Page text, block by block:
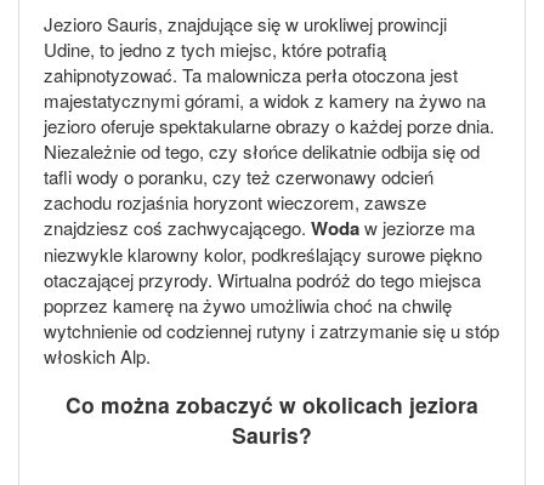
Jezioro Sauris, znajdujące się w urokliwej prowincji
Udine, to jedno z tych miejsc, które potrafią
zahipnotyzować. Ta malownicza perła otoczona jest
majestatycznymi górami, a widok z kamery na żywo na
jezioro oferuje spektakularne obrazy o każdej porze dnia.
Niezależnie od tego, czy słońce delikatnie odbija się od
tafli wody o poranku, czy też czerwonawy odcień
zachodu rozjaśnia horyzont wieczorem, zawsze
znajdziesz coś zachwycającego. Wodaw jeziorze ma
niezwykle klarowny kolor, podkreślający surowe piękno
otaczającej przyrody. Wirtualna podróż do tego miejsca
poprzez kamerę na żywo umożliwia choć na chwilę
wytchnienie od codziennej rutyny i zatrzymanie się u stóp
włoskich Alp.
Co można zobaczyć w okolicach jeziora
Sauris?